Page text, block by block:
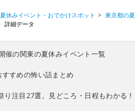
休みイベント・おでかけスポット 東京都の
詳細データ
催の関東の夏休みイベント一覧
すすめの怖い話まとめ
り注目27選。見どころ・日程もわかる！